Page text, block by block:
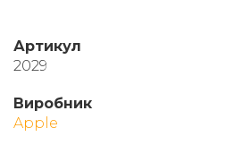
Артикул
2029
Виробник
Apple